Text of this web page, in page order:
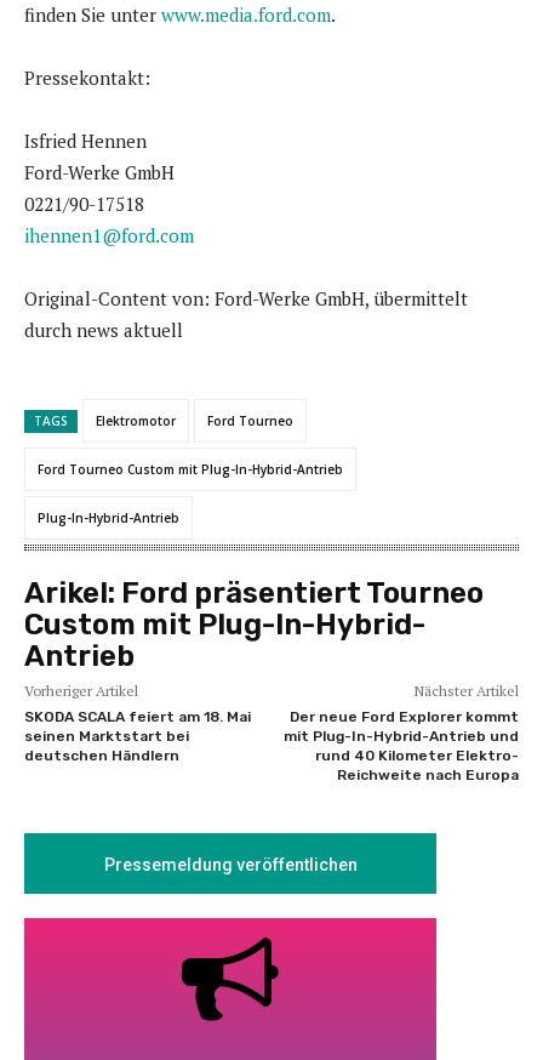
finden Sie unter www.media.ford.com.
Pressekontakt:
Isfried Hennen
Ford-Werke GmbH
0221/90-17518
ihennen1@ford.com
Original-Content von: Ford-Werke GmbH, übermittelt
durch news aktuell
TAGS Elektromotor Ford Tourneo
Ford Tourneo Custom mit Plug-In-Hybrid-Antrieb
Plug-In-Hybrid-Antrieb
Arikel: Ford präsentiert Tourneo
Custom mit Plug-In-Hybrid-
Antrieb
Vorheriger Artikel
SKODA SCALA feiert am 18. Mai
seinen Marktstart bei
deutschen Händlern
Nächster Artikel
Der neue Ford Explorer kommt
mit Plug-In-Hybrid-Antrieb und
rund 40 Kilometer Elektro-
Reichweite nach Europa
Pressemeldung veröffentlichen